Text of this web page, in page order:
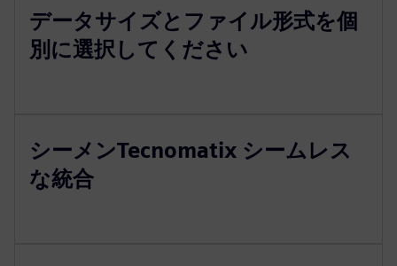
データサイズとファイル形式を個
別に選択してください
シーメンTecnomatix シームレス
な統合